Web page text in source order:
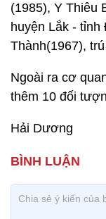
(1985), Y Thiêu
huyện Lắk -
Thành(1967),
Ngoài ra cơ
thêm 10 đối
Hải Dương